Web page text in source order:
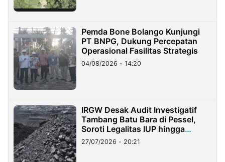
Pemda Bone Bolango Kunjungi
PT BNPG, Dukung Percepatan
Operasional Fasilitas Strategis
04/08/2026 - 14:20
IRGW Desak Audit Investigatif
Tambang Batu Bara di Pessel,
Soroti Legalitas IUP hingga
Stockpile
27/07/2026 - 20:21